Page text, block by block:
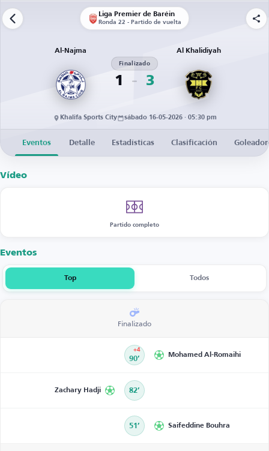
Liga Premier de Baréin
Ronda 22 - Partido de vuelta
Al-Najma
1
Finalizado
3
Al Khalidiyah
Khalifa Sports City sábado 16-05-2026 · 05:30 pm
Eventos Detalle Estadísticas Clasificación
Vídeo
Partido completo
Eventos
Top Todos
Finalizado
90’
+4
Mohamed Al-Romaihi
Zachary Hadji 82’
51’ Saifeddine Bouhra